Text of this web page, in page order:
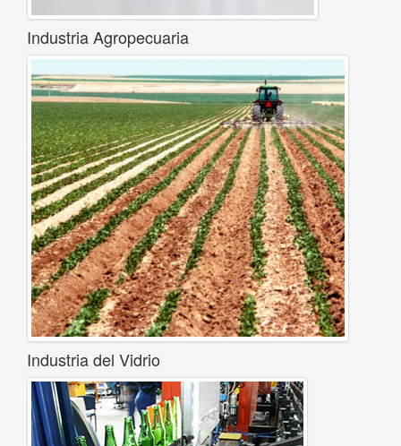
Industria Agropecuaria
Industria del Vidrio